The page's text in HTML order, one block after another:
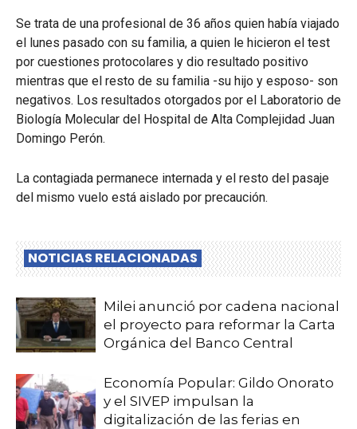
Se trata de una profesional de 36 años quien había viajado
el lunes pasado con su familia, a quien le hicieron el test
por cuestiones protocolares y dio resultado positivo
mientras que el resto de su familia -su hijo y esposo- son
negativos. Los resultados otorgados por el Laboratorio de
Biología Molecular del Hospital de Alta Complejidad Juan
Domingo Perón.
La contagiada permanece internada y el resto del pasaje
del mismo vuelo está aislado por precaución.
NOTICIAS RELACIONADAS
Milei anunció por cadena nacional
el proyecto para reformar la Carta
Orgánica del Banco Central
Economía Popular: Gildo Onorato
y el SIVEP impulsan la
digitalización de las ferias en